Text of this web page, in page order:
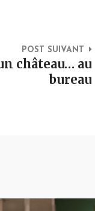
POST SUIVANT
château… au
bureau